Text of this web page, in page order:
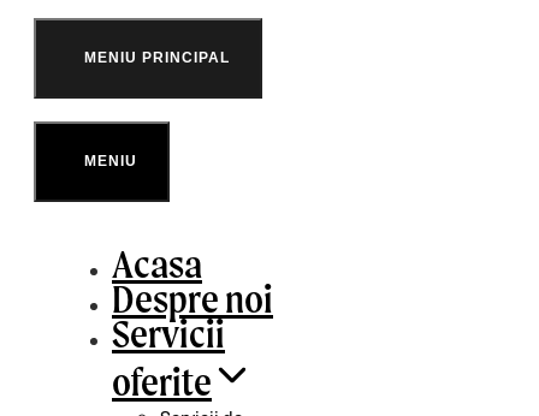
MENIU PRINCIPAL
MENIU
Acasa
Despre noi
Servicii
oferite